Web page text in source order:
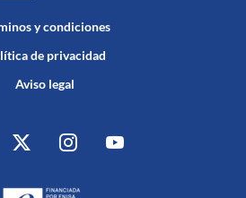
y condiciones
de privacidad
Aviso legal